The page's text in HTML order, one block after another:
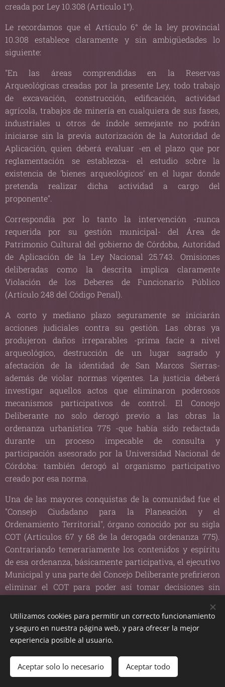
creada por Ley 10.308 (Articulo 1°).
Le recordamos que el Artículo 6° de la ley provincial
10.308 establece claramente y sin ambigüedades lo
siguiente:
"En las áreas comprendidas en la Reservas
Arqueológicas creadas por la presente Ley, todo trabajo
de excavación, construcción, edificación, actividad
agrícola, trabajos de minería en cualquiera de sus fases,
industriales u otros de índole semejante no podrán
iniciarse sin la previa autorización de la Autoridad de
Aplicación, quien deberá evaluar -en el plazo que por
reglamentación se establezca- el estudio sobre la
existencia de 'bienes arqueológicos' en el lugar donde
pretenda realizar dicha actividad a cargo del
proponente".
Correspondía por lo tanto la intervención -nunca
requerida por su gestión municipal- del Área de
Patrimonio Cultural del gobierno de Córdoba, Autoridad
de Aplicación de la Ley Nacional 25.743. Omisiones
deliberadas como la descrita implica claramente
Violación de los Deberes de Funcionario Público
(Artículo 248 del Código Penal).
A corto y mediano plazo seguramente se iniciarán
acciones judiciales contra su gestión. Las obras ya
produjeron daños irreparables -prima facie a nivel
arqueológico, destrucción de un lugar sagrado y
afectación de la identidad de San Marcos Sierras-
además de violar normas vigentes. La justicia deberá
investigar aquellos actos que eliminaron poderosos
mecanismos participativos de control. El Concejo
Deliberante no solo derogó previo a las obras la
ordenanza urbanística 775 -que había sido redactada
durante un proceso impecable de consulta y
participación asesorado por la Universidad Nacional de
Córdoba: también derogó al organismo participativo
creado por esa norma.
Una de las mayores conquistas de la comunidad fue el
"Consejo Ciudadano para la Planeación y el
Ordenamiento Territorial", órgano conocido por su sigla
COT (Artículos 67 y 68 de la derogada ordenanza 775).
Contrariando temerariamente los contenidos y espíritu
de esa ordenanza, básicamente participativa, el ejecutivo
Municipal y una parte del Concejo Deliberante prefirieron
eliminar el COT para poder así tomar decisiones sin
Sugestivamente coincidieron en el tiempo la derogación
de la ordenanza 775, la finalización de un detallado
proyecto de ingeniería con las intervenciones urbanas
(sin ningún tipo de Evaluación de Impacto Ambiental ni
encuadre jurídico), y se realizaron trámites para obtener
Utilizamos cookies para permitir un correcto funcionamiento
y seguro en nuestra página web, y para ofrecer la mejor
experiencia posible al usuario.
Aceptar solo lo necesario Aceptar todo